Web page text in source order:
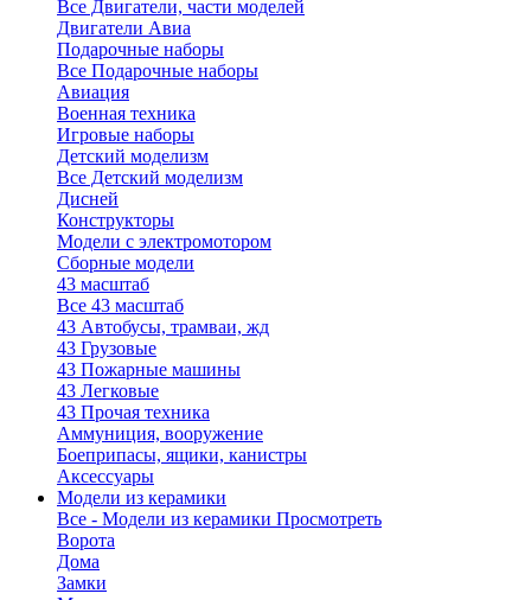
Все Двигатели, части моделей
Двигатели Авиа
Подарочные наборы
Все Подарочные наборы
Авиация
Военная техника
Игровые наборы
Детский моделизм
Все Детский моделизм
Дисней
Конструкторы
Модели с электромотором
Сборные модели
43 масштаб
Все 43 масштаб
43 Автобусы, трамваи, жд
43 Грузовые
43 Пожарные машины
43 Легковые
43 Прочая техника
Аммуниция, вооружение
Боеприпасы, ящики, канистры
Аксессуары
Модели из керамики
Все - Модели из керамики Просмотреть
Ворота
Дома
Замки